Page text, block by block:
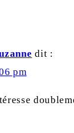
dit :
pm